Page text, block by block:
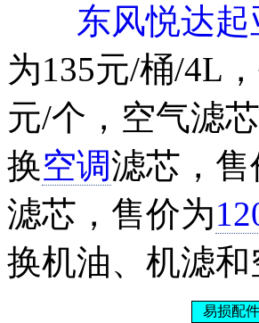
东风悦达
为135元/桶/4L
元/个，空气滤
换空调滤芯，
滤芯，售价为
换机油、机滤
易损配件